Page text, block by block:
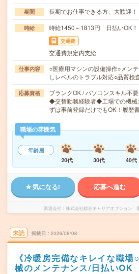
期間 長期でお仕事できる方、大歓迎！
時給 時給1450～1813円 日払いOK！
交通費
交通費規定内支給
仕事内容
○医療用マシンの設備操作○メン
しレベルのトラブル対応○品質
応募資格
ブランクOK / パソコンスキル不
◆交替勤務経験者◆工場での機械
ずは事前登録だけでもOK！履歴
職場の雰囲気
年齢層
20代
30代 40代
気になる! 応募へ進む
派遣会社 株式会社綜合キャリアオプション
未読 掲載日 2026/08/08
《冷暖房完備なキレイな職
械のメンテナンス/日払いOK